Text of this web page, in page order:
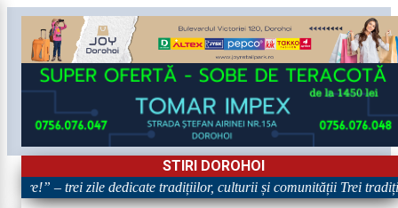
STIRI DOROHOI
– trei zile dedicate tradițiilor, culturii și comunității Trei